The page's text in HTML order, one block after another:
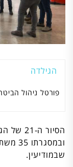
הגילדה
פורטל ניהול
שבמודיעין.